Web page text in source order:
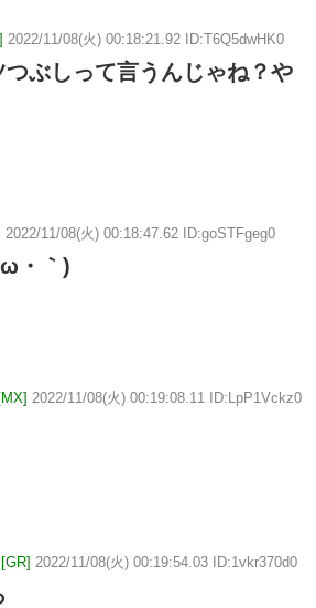
2022/11/08(火) 00:18:21.92 ID:T6Q5dwHK0
ぶしって言うんじゃね？や
2022/11/08(火) 00:18:47.62 ID:goSTFgeg0
ω・｀)
2022/11/08(火) 00:19:08.11 ID:LpP1Vckz0
2022/11/08(火) 00:19:54.03 ID:1vkr370d0